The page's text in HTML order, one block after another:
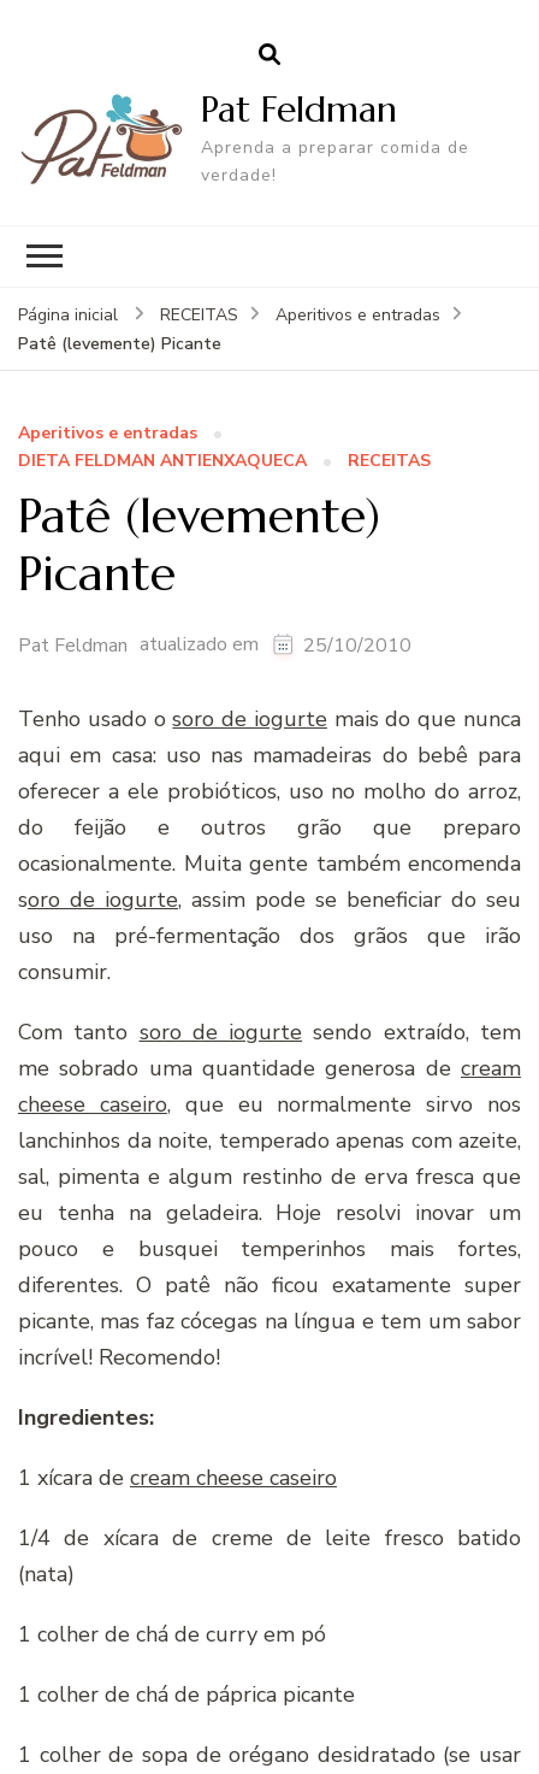
Pat Feldman
Aprenda a preparar comida de
verdade!
Página inicial RECEITAS
Aperitivos e entradas
Patê (levemente) Picante
Aperitivos e entradas
DIETA FELDMAN ANTIENXAQUECA
RECEITAS
Patê (levemente)
Picante
Pat Feldman atualizado em 25/10/2010
Tenho usado osoro de iogurtemais do que nunca
aqui em casa: uso nas mamadeiras do bebê para
oferecer a ele probióticos, uso no molho do arroz,
do feijão e outros grão que preparo
ocasionalmente. Muita gente também encomenda
soro de iogurte, assim pode se beneficiar do seu
uso na pré-fermentação dos grãos que irão
consumir.
Com tanto soro de iogurte sendo extraído, tem
me sobrado uma quantidade generosa de cream
cheese caseiro, que eu normalmente sirvo nos
lanchinhos da noite, temperado apenas com azeite,
sal, pimenta e algum restinho de erva fresca que
eu tenha na geladeira. Hoje resolvi inovar um
pouco e busquei temperinhos mais fortes,
diferentes. O patê não ficou exatamente super
picante, mas faz cócegas na língua e tem um sabor
incrível! Recomendo!
Ingredientes:
1 xícara de cream cheese caseiro
1/4 de xícara de creme de leite fresco batido
(nata)
1 colher de chá de curry em pó
1 colher de chá de páprica picante
1 colher de sopa de orégano desidratado (se usar